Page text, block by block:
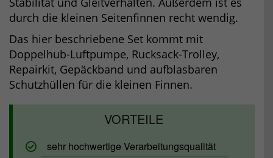
durch die kleinen Seitenfinnen recht wendig.
Das hier beschriebene Set kommt mit
Doppelhub-Luftpumpe, Rucksack-Trolley,
Repairkit, Gepäckband und aufblasbaren
Schutzhüllen für die kleinen Finnen.
sehr hochwertige Verarbeitungsqualität